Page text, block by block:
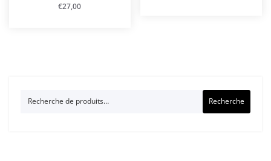
€27,00
Recherche